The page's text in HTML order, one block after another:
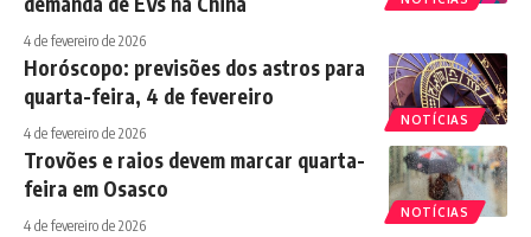
4 de fevereiro de 2026
NOTÍCIAS
Horóscopo: previsões dos astros para
quarta-feira, 4 de fevereiro
4 de fevereiro de 2026
NOTÍCIAS
Trovões e raios devem marcar quarta-
feira em Osasco
4 de fevereiro de 2026